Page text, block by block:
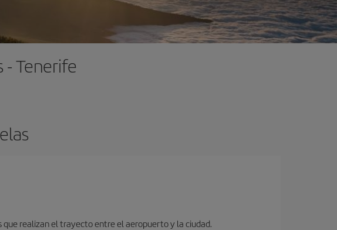
- Tenerife
que realizan el trayecto entre el aeropuerto y la ciudad.